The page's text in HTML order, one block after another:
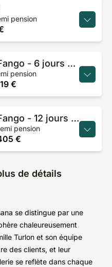
pension
Fontaine de jouvence Fango - 6 jours de cure
pension
€
Fontaine de jouvence Fango - 12 jours de cure
pension
€
de détails
se distingue par une
chaleureusement
Turlon et son équipe
des clients, et leur
se reflète dans chaque